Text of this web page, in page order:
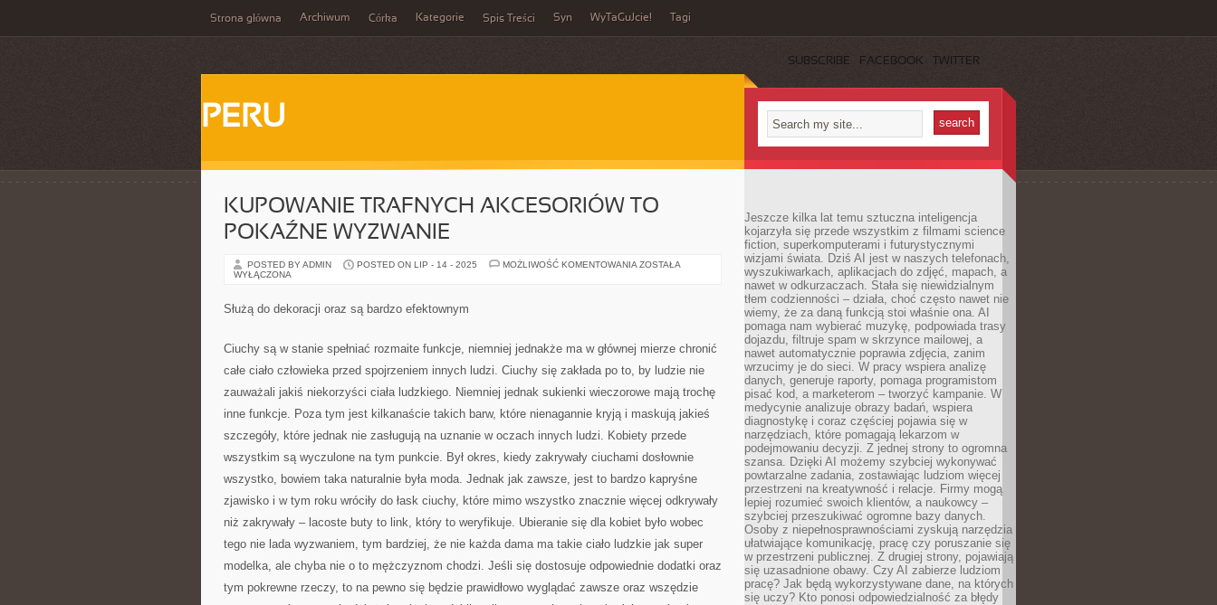
Strona główna Archiwum Córka Kategorie Spis Treści Syn WyTaGuJcie! Tagi
SUBSCRIBE FACEBOOK TWITTER
PERU
KUPOWANIE TRAFNYCH AKCESORIÓW TO
POKAŹNE WYZWANIE
POSTED BY ADMIN POSTED ON LIP - 14 - 2025 MOŻLIWOŚĆ KOMENTOWANIA KUPOWANIE
ZOSTAŁA
WYŁĄCZONA
Służą do dekoracji oraz są bardzo efektownym
Ciuchy są w stanie spełniać rozmaite funkcje, niemniej jednakże ma w głównej mierze chronić
całe ciało człowieka przed spojrzeniem innych ludzi. Ciuchy się zakłada po to, by ludzie nie
zauważali jakiś niekorzyści ciała ludzkiego. Niemniej jednak sukienki wieczorowe mają trochę
inne funkcje. Poza tym jest kilkanaście takich barw, które nienagannie kryją i maskują jakieś
szczegóły, które jednak nie zasługują na uznanie w oczach innych ludzi. Kobiety przede
wszystkim są wyczulone na tym punkcie. Był okres, kiedy zakrywały ciuchami dosłownie
wszystko, bowiem taka naturalnie była moda. Jednak jak zawsze, jest to bardzo kapryśne
zjawisko i w tym roku wróciły do łask ciuchy, które mimo wszystko znacznie więcej odkrywały
niż zakrywały – lacoste buty to link, który to weryfikuje. Ubieranie się dla kobiet było wobec
tego nie lada wyzwaniem, tym bardziej, że nie każda dama ma takie ciało ludzkie jak super
modelka, ale chyba nie o to mężczyznom chodzi. Jeśli się dostosuje odpowiednie dodatki oraz
tym pokrewne rzeczy, to na pewno się będzie prawidłowo wyglądać zawsze oraz wszędzie
Jeszcze kilka lat temu sztuczna inteligencja
kojarzyła się przede wszystkim z filmami science
fiction, superkomputerami i futurystycznymi
wizjami świata. Dziś AI jest w naszych telefonach,
wyszukiwarkach, aplikacjach do zdjęć, mapach, a
nawet w odkurzaczach. Stała się niewidzialnym
tłem codzienności – działa, choć często nawet nie
wiemy, że za daną funkcją stoi właśnie ona. AI
pomaga nam wybierać muzykę, podpowiada trasy
dojazdu, filtruje spam w skrzynce mailowej, a
nawet automatycznie poprawia zdjęcia, zanim
wrzucimy je do sieci. W pracy wspiera analizę
danych, generuje raporty, pomaga programistom
pisać kod, a marketerom – tworzyć kampanie. W
medycynie analizuje obrazy badań, wspiera
diagnostykę i coraz częściej pojawia się w
narzędziach, które pomagają lekarzom w
podejmowaniu decyzji. Z jednej strony to ogromna
szansa. Dzięki AI możemy szybciej wykonywać
powtarzalne zadania, zostawiając ludziom więcej
przestrzeni na kreatywność i relacje. Firmy mogą
lepiej rozumieć swoich klientów, a naukowcy –
szybciej przeszukiwać ogromne bazy danych.
Osoby z niepełnosprawnościami zyskują narzędzia
ułatwiające komunikację, pracę czy poruszanie się
w przestrzeni publicznej. Z drugiej strony, pojawiają
się uzasadnione obawy. Czy AI zabierze ludziom
pracę? Jak będą wykorzystywane dane, na których
się uczy? Kto ponosi odpowiedzialność za błędy